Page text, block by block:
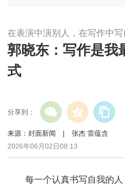
在表演中演别人，在写作中写
郭晓东：写作是我
式
分享到：
来源：封面新闻 | 张杰 雷蕴含
2026年06月02日08:13
每一个认真书写自我的